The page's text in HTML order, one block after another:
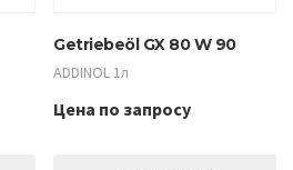
Getriebeöl GX 80 W 90
ADDINOL 1л
Цена по запросу